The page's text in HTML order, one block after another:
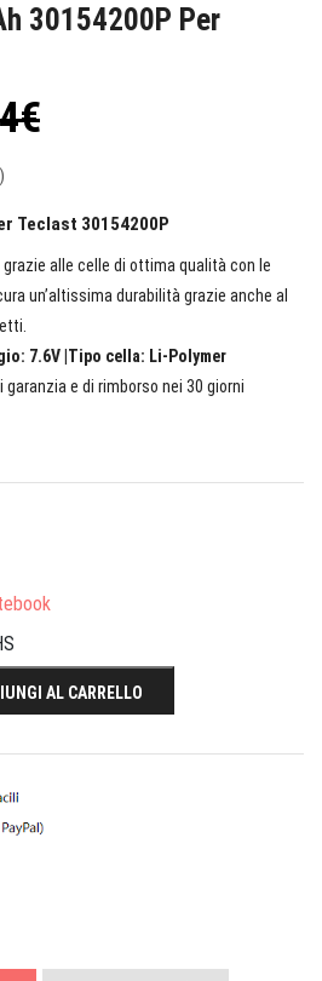
30154200P Per
Teclast 30154200P
alle celle di ottima qualità con le
un’altissima durabilità grazie anche al
7.6V |Tipo cella: Li-Polymer
e di rimborso nei 30 giorni
AL CARRELLO